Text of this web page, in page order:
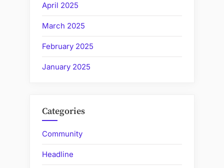
April 2025
March 2025
February 2025
January 2025
Categories
Community
Headline